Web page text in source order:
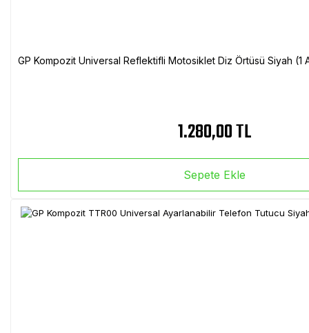
GP Kompozit Universal Reflektifli Motosiklet Diz Örtüsü Siyah
1.280,00 TL
Sepete Ekle